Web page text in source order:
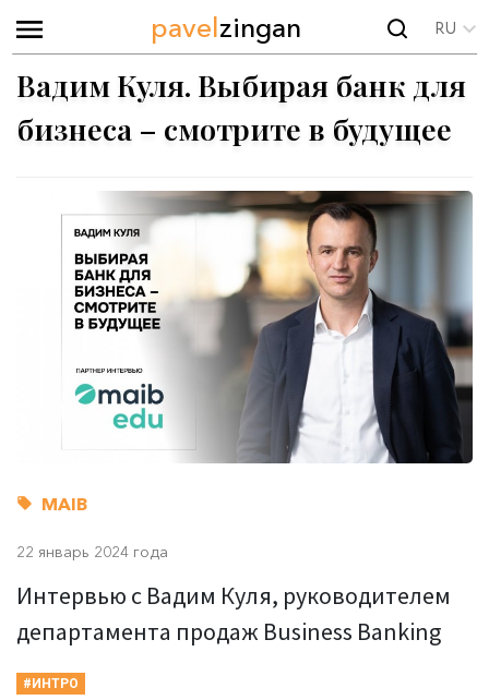
pavelzingan RU
MAIB
22 январь 2024 года
Вадим Куля. Выбирая банк для
бизнеса – смотрите в будущее
Интервью с Вадим Куля, руководителем
департамента продаж Business Banking
#ИНТРО